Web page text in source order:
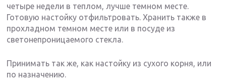
четыре недели в теплом, лучше темном месте.
Готовую настойку отфильтровать. Хранить также в
прохладном темном месте или в посуде из
светонепроницаемого стекла.
Принимать так же, как настойку из сухого корня, или
по назначению.